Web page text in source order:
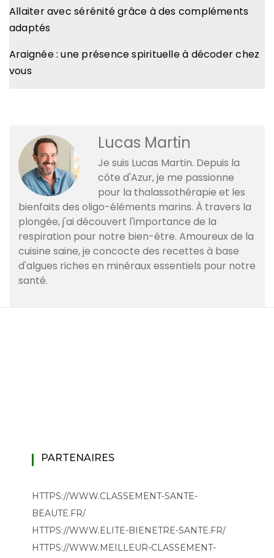
Allaiter avec sérénité grâce à des compléments
adaptés
Araignée : une présence spirituelle à décoder chez
vous
Lucas Martin
Je suis Lucas Martin. Depuis la
côte d'Azur, je me passionne
pour la thalassothérapie et les
bienfaits des oligo-éléments marins. À travers la
plongée, j'ai découvert l'importance de la
respiration pour notre bien-être. Amoureux de la
cuisine saine, je concocte des recettes à base
d'algues riches en minéraux essentiels pour notre
santé.
PARTENAIRES
HTTPS://WWW.CLASSEMENT-SANTE-
BEAUTE.FR/
HTTPS://WWW.ELITE-BIENETRE-SANTE.FR/
HTTPS://WWW.MEILLEUR-CLASSEMENT-